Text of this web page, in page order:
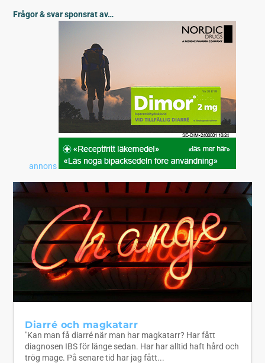
Frågor & svar sponsrat av…
annons
Diarré och magkatarr
"Kan man få diarré när man har magkatarr? Har fått
diagnosen IBS för länge sedan. Har har alltid haft hård och
trög mage. På senare tid har jag fått...